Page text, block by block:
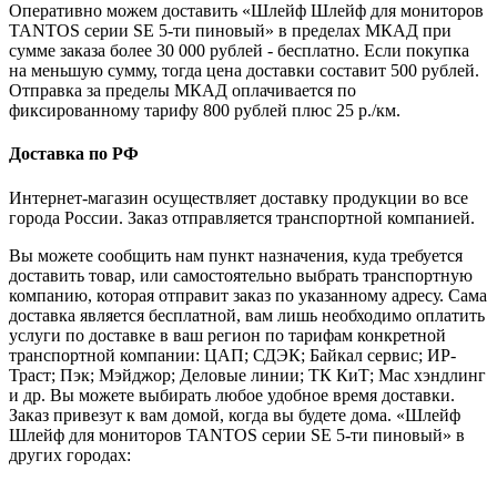
Оперативно можем доставить «Шлейф Шлейф для мониторов
TANTOS серии SE 5-ти пиновый» в пределах МКАД при
сумме заказа более 30 000 рублей - бесплатно. Если покупка
на меньшую сумму, тогда цена доставки составит 500 рублей.
Отправка за пределы МКАД оплачивается по
фиксированному тарифу 800 рублей плюс 25 р./км.
Доставка по РФ
Интернет-магазин осуществляет доставку продукции во все
города России. Заказ отправляется транспортной компанией.
Вы можете сообщить нам пункт назначения, куда требуется
доставить товар, или самостоятельно выбрать транспортную
компанию, которая отправит заказ по указанному адресу. Сама
доставка является бесплатной, вам лишь необходимо оплатить
услуги по доставке в ваш регион по тарифам конкретной
транспортной компании: ЦАП; СДЭК; Байкал сервис; ИР-
Траст; Пэк; Мэйджор; Деловые линии; ТК КиТ; Мас хэндлинг
и др. Вы можете выбирать любое удобное время доставки.
Заказ привезут к вам домой, когда вы будете дома. «Шлейф
Шлейф для мониторов TANTOS серии SE 5-ти пиновый» в
других городах: